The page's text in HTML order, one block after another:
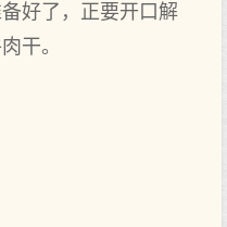
好了，正要开口解
干。